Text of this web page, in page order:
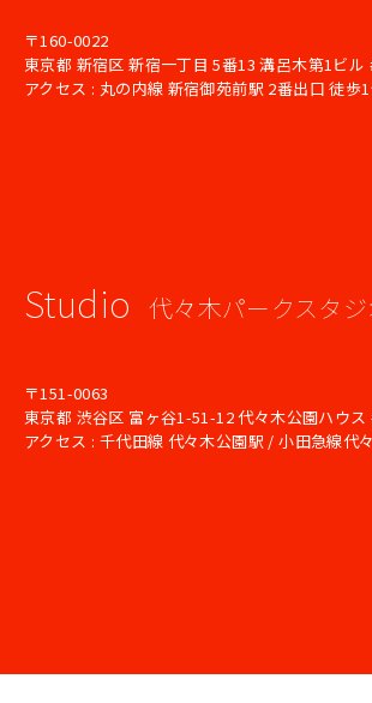
〒160-0022
東京都 新宿区 新宿一丁目 5番13 溝呂木第1ビル
アクセス : 丸の内線 新宿御苑前駅 2番出口 徒歩
Studio 代々木パークスタジ
〒151-0063
東京都 渋谷区 富ヶ谷1-51-12 代々木公園ハウス
アクセス : 千代田線 代々木公園駅 / 小田急線代